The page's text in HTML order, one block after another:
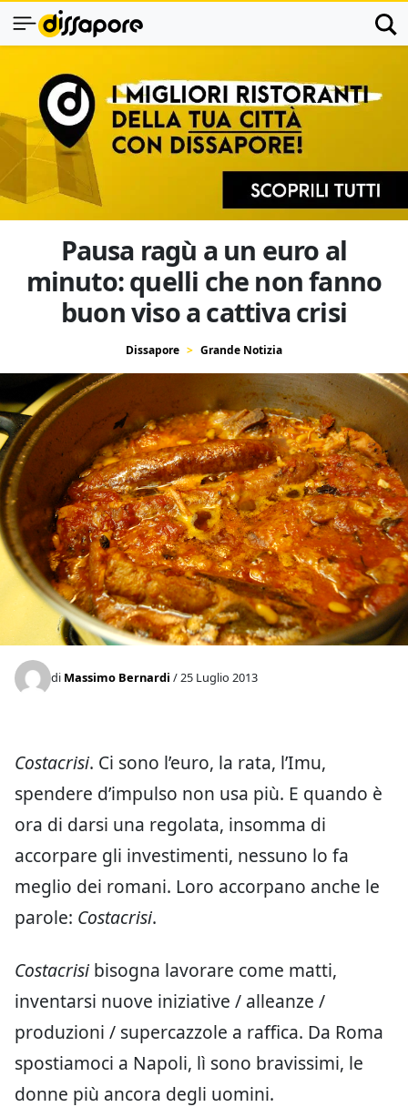
Pausa ragù a un euro al
minuto: quelli che non fanno
buon viso a cattiva crisi
Dissapore Grande Notizia
di Massimo Bernardi / 25 Luglio 2013
Costacrisi. Ci sono l’euro, la rata, l’Imu,
spendere d’impulso non usa più. E quando è
ora di darsi una regolata, insomma di
accorpare gli investimenti, nessuno lo fa
meglio dei romani. Loro accorpano anche le
parole: Costacrisi.
Costacrisi bisogna lavorare come matti,
inventarsi nuove iniziative / alleanze /
produzioni / supercazzole a raffica. Da Roma
spostiamoci a Napoli, lì sono bravissimi, le
donne più ancora degli uomini.